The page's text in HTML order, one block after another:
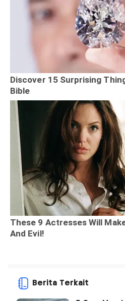
Berita Terkait